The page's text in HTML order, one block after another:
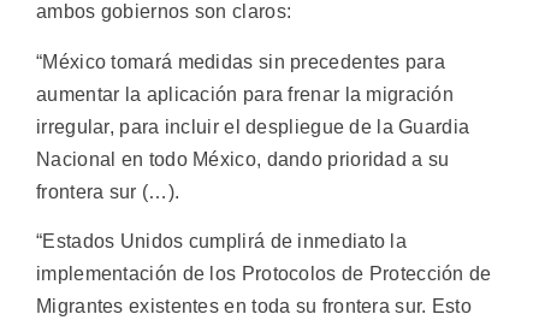
ambos gobiernos son claros:
“México tomará medidas sin precedentes para
aumentar la aplicación para frenar la migración
irregular, para incluir el despliegue de la Guardia
Nacional en todo México, dando prioridad a su
frontera sur (…).
“Estados Unidos cumplirá de inmediato la
implementación de los Protocolos de Protección de
Migrantes existentes en toda su frontera sur. Esto